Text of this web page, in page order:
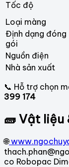
Tốc độ
Loại màng
Định dạng đóng
gói
Nguồn điện
Nhà sản xuất
📞 Hỗ trợ chọn
399 174
🧱 Vật
🌐
co Robopac